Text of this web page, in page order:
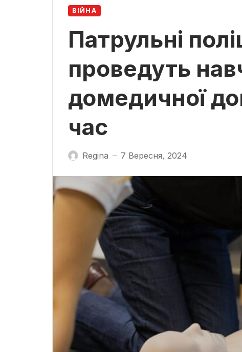
ВІЙНА
Патрульні
проведуть
домедичної
час
Regina — 7 Вересня, 2024